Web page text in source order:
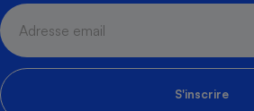
S'inscrire